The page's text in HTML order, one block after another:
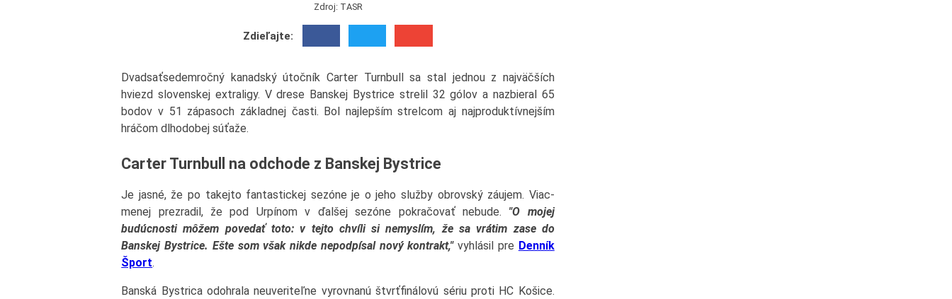
Zdroj: TASR
Zdieľajte:
Dvadsaťsedemročný kanadský útočník Carter Turnbull sa stal jednou z najväčších
hviezd slovenskej extraligy. V drese Banskej Bystrice strelil 32 gólov a nazbieral 65
bodov v 51 zápasoch základnej časti. Bol najlepším strelcom aj najproduktívnejším
hráčom dlhodobej súťaže.
Carter Turnbull na odchode z Banskej Bystrice
Je jasné, že po takejto fantastickej sezóne je o jeho služby obrovský záujem. Viac-
menej prezradil, že pod Urpínom v ďalšej sezóne pokračovať nebude. "O mojej
budúcnosti môžem povedať toto: v tejto chvíli si nemyslím, že sa vrátim zase do
Banskej Bystrice. Ešte som však nikde nepodpísal nový kontrakt,"vyhlásil pre Denník
Šport.
Banská Bystrica odohrala neuveriteľne vyrovnanú štvrťfinálovú sériu proti HC Košice.